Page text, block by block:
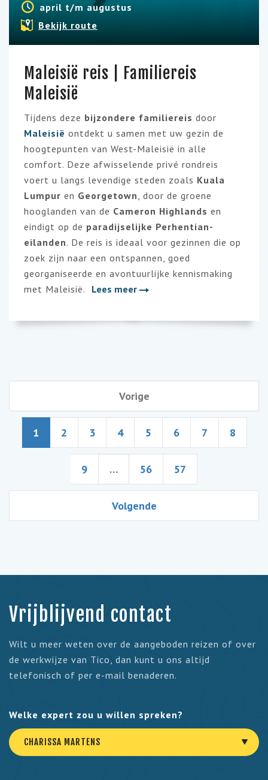
april t/m augustus
Bekijk route
Maleisië reis | Familiereis
Maleisië
Tijdens deze bijzondere familiereis door
Maleisië ontdekt u samen met uw gezin de
hoogtepunten van West-Maleisië in alle
comfort. Deze afwisselende privé rondreis
voert u langs levendige steden zoals Kuala
Lumpur en Georgetown, door de groene
hooglanden van de Cameron Highlands en
eindigt op de paradijselijke Perhentian-
eilanden. De reis is ideaal voor gezinnen die op
zoek zijn naar een ontspannen, goed
georganiseerde en avontuurlijke kennismaking
met Maleisië.
Lees meer
Vorige
1 2 3 4 5 6 7 8
9 … 56 57
Volgende
Vrijblijvend contact
Wilt u meer weten over de aangeboden reizen of over
de werkwijze van Tico, dan kunt u ons altijd
telefonisch of per e-mail benaderen.
Welke expert zou u willen spreken?
CHARISSA MARTENS